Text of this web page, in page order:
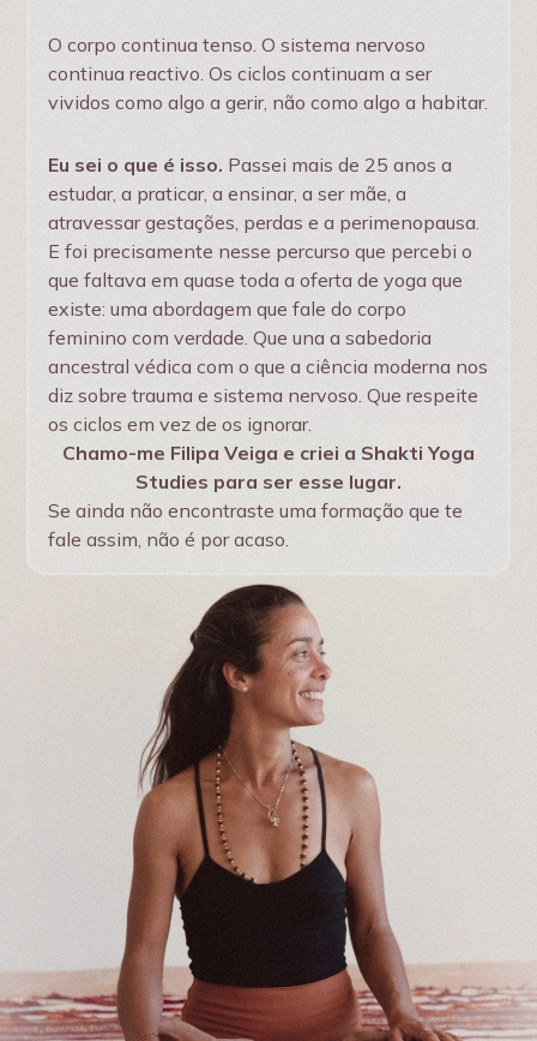
O corpo continua tenso. O sistema nervoso
continua reactivo. Os ciclos continuam a ser
vividos como algo a gerir, não como algo a habitar.
Eu sei o que é isso. Passei mais de 25 anos a
estudar, a praticar, a ensinar, a ser mãe, a
atravessar gestações, perdas e a perimenopausa.
E foi precisamente nesse percurso que percebi o
que faltava em quase toda a oferta de yoga que
existe: uma abordagem que fale do corpo
feminino com verdade. Que una a sabedoria
ancestral védica com o que a ciência moderna nos
diz sobre trauma e sistema nervoso. Que respeite
os ciclos em vez de os ignorar.
Chamo-me Filipa Veiga e criei a Shakti Yoga
Studies para ser esse lugar.
Se ainda não encontraste uma formação que te
fale assim, não é por acaso.